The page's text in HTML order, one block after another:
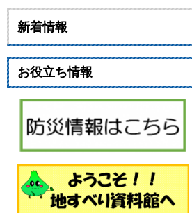
新着情報
お役立ち情報